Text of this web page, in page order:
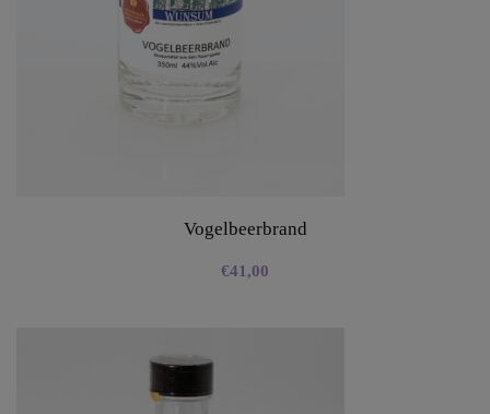
Vogelbeerbrand
€41,00